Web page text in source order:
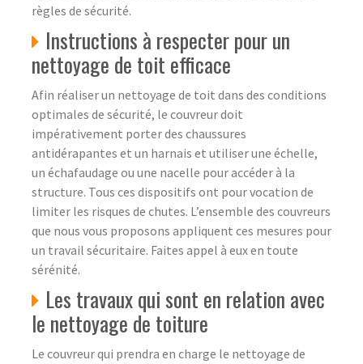
règles de sécurité.
Instructions à respecter pour un
nettoyage de toit efficace
Afin réaliser un nettoyage de toit dans des conditions
optimales de sécurité, le couvreur doit
impérativement porter des chaussures
antidérapantes et un harnais et utiliser une échelle,
un échafaudage ou une nacelle pour accéder à la
structure. Tous ces dispositifs ont pour vocation de
limiter les risques de chutes. L’ensemble des couvreurs
que nous vous proposons appliquent ces mesures pour
un travail sécuritaire. Faites appel à eux en toute
sérénité.
Les travaux qui sont en relation avec
le nettoyage de toiture
Le couvreur qui prendra en charge le nettoyage de